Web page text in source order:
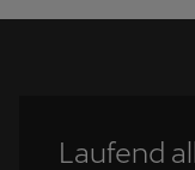
Laufend